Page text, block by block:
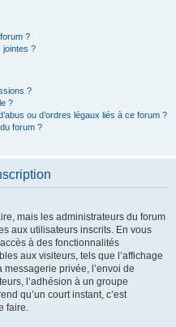
?
jointes ?
?
?
ou d’ordres légaux liés à ce forum ?
forum ?
mais les administrateurs du forum
aux utilisateurs inscrits. En vous
à des fonctionnalités
aux visiteurs, tels que l’affichage
messagerie privée, l’envoi de
l’adhésion à un groupe
qu’un court instant, c’est
faire.